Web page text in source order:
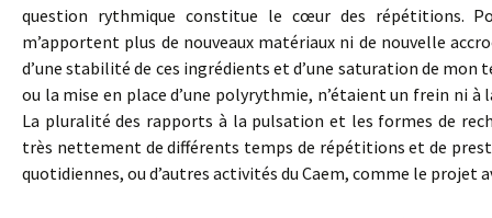
question rythmique constitue le cœur des répétitions.
m’apportent plus de nouveaux matériaux ni de nouvelle
d’une stabilité de ces ingrédients et d’une saturation de mon
ou la mise en place d’une polyrythmie, n’étaient un frein ni à
La pluralité des rapports à la pulsation et les formes de
très nettement de différents temps de répétitions et de
quotidiennes, ou d’autres activités du Caem, comme le projet